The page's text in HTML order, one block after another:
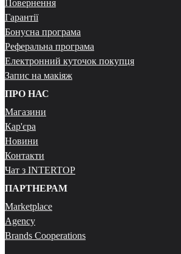
Повернення
Гарантії
Бонусна програма
Реферальна програма
Електронний куточок покупця
Запис на макіяж
ПРО НАС
Магазини
Кар'єра
Новини
Контакти
Чат з INTERTOP
ПАРТНЕРАМ
Marketplace
Agency
Brands Cooperations